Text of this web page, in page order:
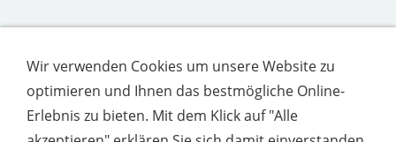
Wrapper Collection Design Etiketten Frey Lindt Milka
Mondelez Naschen Nestle Rotstern Sammler Sammlung
Schoko Schokolade Schokoladen Schokoladen Etikett
Schokoladen Etiketten Schokoladenpapier
Wir verwenden Cookies um unsere Website zu
optimieren und Ihnen das bestmögliche Online-
Erlebnis zu bieten. Mit dem Klick auf "Alle